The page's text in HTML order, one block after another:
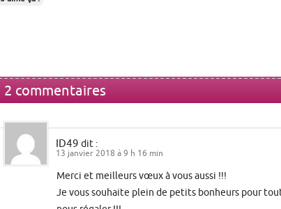
2 commentaires
ID49 dit :
13 janvier 2018 à 9 h 16 min
Merci et meilleurs vœux à vous aussi !!!
Je vous souhaite plein de petits bonheurs pour